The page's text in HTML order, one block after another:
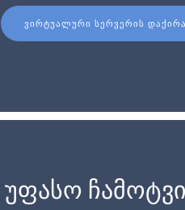
ᲕᲘᲠᲢᲣᲐᲚᲣᲠᲘ ᲡᲔᲠᲕᲔᲠᲘᲡ
უფასო